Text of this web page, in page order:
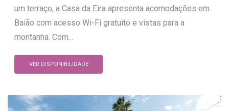
um terraço, a Casa da Eira apresenta acomodações em
Baião com acesso Wi-Fi gratuito e vistas para a
montanha. Com...
VER DISPONIBILIDADE